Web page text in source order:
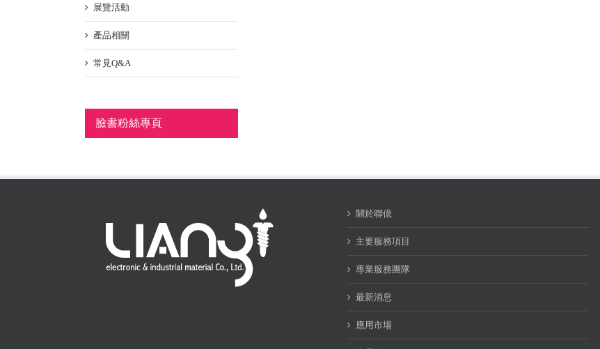
展覽活動
產品相關
常見Q&A
臉書粉絲專頁
關於聯億
主要服務項目
專業服務團隊
最新消息
應用市場